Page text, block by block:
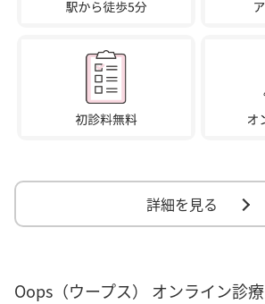
詳細を見る
Oops（ウープス） オンライン診療